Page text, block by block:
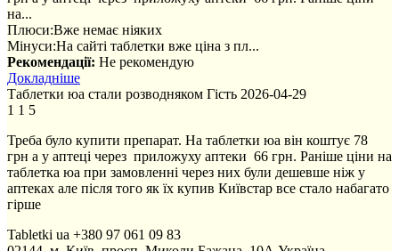
на...
Плюси:Вже немає ніяких
Мінуси:На сайті таблетки вже ціна з пл...
Рекомендації: Не рекомендую
Докладніше
Таблетки юа стали розводняком Гість 2026-04-29
1 1 5
Треба було купити препарат. На таблетки юа він коштує 78
грн а у аптеці через приложуху аптеки 66 грн. Раніше ціни на
таблетка юа при замовленні через них були дешевше ніж у
аптеках але після того як їх купив Київстар все стало набагато
гірше
Tabletki ua +380 97 061 09 83